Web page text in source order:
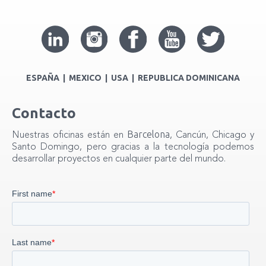
ESPAÑA | MEXICO | USA | REPUBLICA DOMINICANA
Contacto
Nuestras oficinas están en Barcelona, Cancún, Chicago y
Santo Domingo, pero gracias a la tecnología podemos
desarrollar proyectos en cualquier parte del mundo.